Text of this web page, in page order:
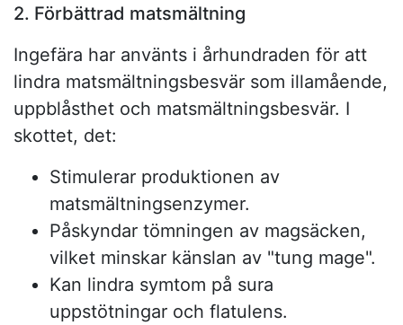
2. Förbättrad matsmältning
Ingefära har använts i århundraden för att
lindra matsmältningsbesvär som illamående,
uppblåsthet och matsmältningsbesvär. I
skottet, det:
Stimulerar produktionen av
matsmältningsenzymer.
Påskyndar tömningen av magsäcken,
vilket minskar känslan av "tung mage".
Kan lindra symtom på sura
uppstötningar och flatulens.